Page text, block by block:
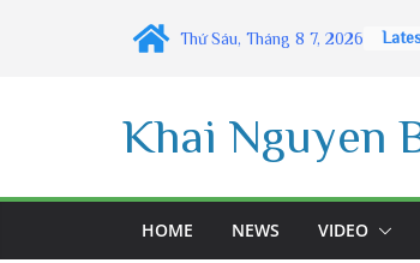
Thứ Sáu, Tháng 8 7, 2026
Khai Nguyen
HOME NEWS VIDEO